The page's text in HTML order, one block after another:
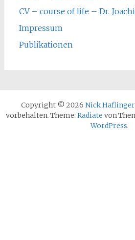
CV – course of life – Dr.
Impressum
Publikationen
Copyright © 2026 Nick
vorbehalten. Theme: Radiate von
WordPress.